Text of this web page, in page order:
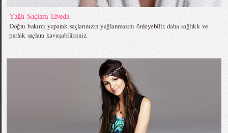
Yağlı Saçlara Elveda
Doğru bakımı yaparak saçlarınızın yağlanmasını önleyebilir, daha sağlıklı ve
parlak saçlara kavuşabilirsiniz.